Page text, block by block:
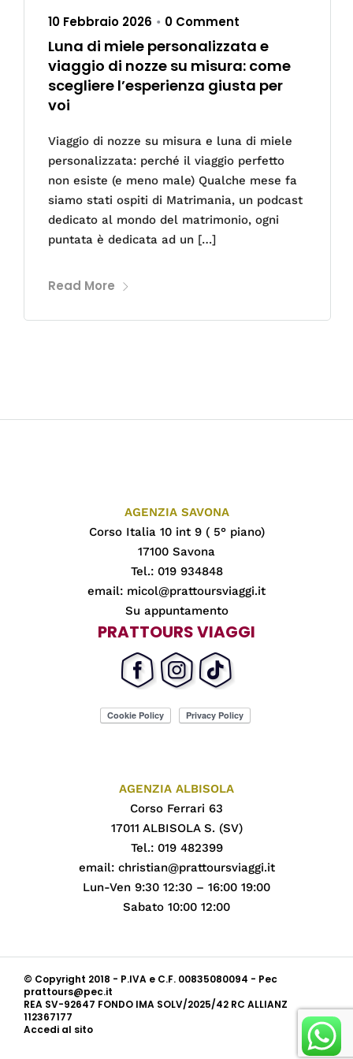
10 Febbraio 2026 • 0 Comment
Luna di miele personalizzata e
viaggio di nozze su misura: come
scegliere l’esperienza giusta per
voi
Viaggio di nozze su misura e luna di miele
personalizzata: perché il viaggio perfetto
non esiste (e meno male) Qualche mese fa
siamo stati ospiti di Matrimania, un podcast
dedicato al mondo del matrimonio, ogni
puntata è dedicata ad un […]
Read More
AGENZIA SAVONA
Corso Italia 10 int 9 ( 5° piano)
17100 Savona
Tel.: 019 934848
email: micol@prattoursviaggi.it
Su appuntamento
PRATTOURS VIAGGI
AGENZIA ALBISOLA
Corso Ferrari 63
17011 ALBISOLA S. (SV)
Tel.: 019 482399
email: christian@prattoursviaggi.it
Lun-Ven 9:30 12:30 – 16:00 19:00
Sabato 10:00 12:00
© Copyright 2018 - P.IVA e C.F. 00835080094 - Pec
prattours@pec.it
REA SV-92647 FONDO IMA SOLV/2025/42 RC ALLIANZ
112367177
Accedi al sito